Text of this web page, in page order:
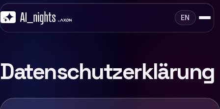
EN
Datenschutz­erklärung